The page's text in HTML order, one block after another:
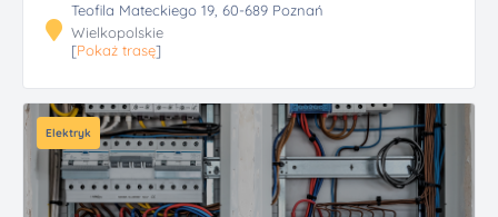
Teofila Mateckiego 19, 60-689 Poznań
Wielkopolskie
[Pokaż trasę]
Elektryk